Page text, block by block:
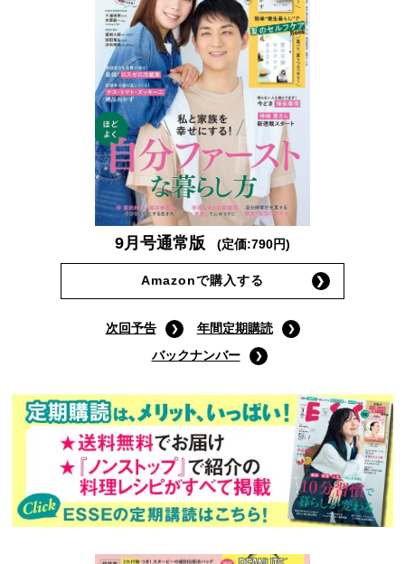
9月号通常版 (定価:790円)
Amazonで購入する
次回予告
年間定期購読
バックナンバー